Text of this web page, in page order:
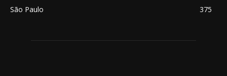
São Paulo
375